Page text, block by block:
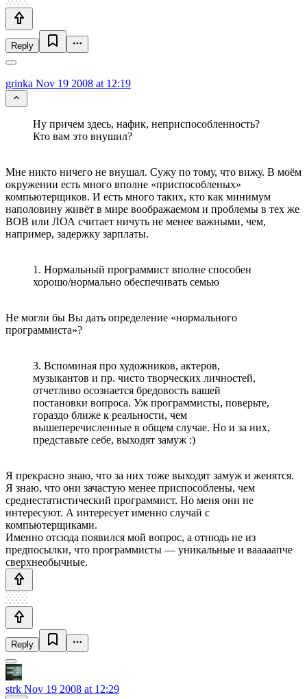
Reply
grinka Nov 19 2008 at 12:19
Ну причем здесь, нафик, неприспособленность?
Кто вам это внушил?
Мне никто ничего не внушал. Сужу по тому, что вижу. В моём
окружении есть много вполне «приспособленых»
компьютерщиков. И есть много таких, кто как минимум
наполовину живёт в мире воображаемом и проблемы в тех же
ВОВ или ЛОА считает ничуть не менее важными, чем,
например, задержку зарплаты.
1. Нормальный программист вполне способен
хорошо/нормально обеспечивать семью
Не могли бы Вы дать определение «нормального
программиста»?
3. Вспоминая про художников, актеров,
музыкантов и пр. чисто творческих личностей,
отчетливо осознается бредовость вашей
постановки вопроса. Уж программисты, поверьте,
гораздо ближе к реальности, чем
вышеперечисленные в общем случае. Но и за них,
представьте себе, выходят замуж :)
Я прекрасно знаю, что за них тоже выходят замуж и женятся.
Я знаю, что они зачастую менее приспособлены, чем
среднестатистический программист. Но меня они не
интересуют. А интересует именно случай с
компьютерщиками.
Именно отсюда появился мой вопрос, а отнюдь не из
предпосылки, что программисты — уникальные и вааааапче
сверхнеобычные.
Reply
strk Nov 19 2008 at 12:29